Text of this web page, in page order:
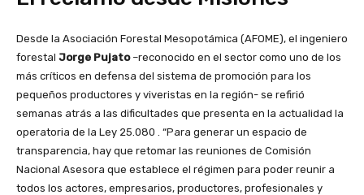
Desde la Asociación Forestal Mesopotámica (AFOME), el ingeniero
forestal Jorge Pujato–reconocido en el sector como uno de los
más críticos en defensa del sistema de promoción para los
pequeños productores y viveristas en la región- se refirió
semanas atrás a las dificultades que presenta en la actualidad la
operatoria de la Ley 25.080 . “Para generar un espacio de
transparencia, hay que retomar las reuniones de Comisión
Nacional Asesora que establece el régimen para poder reunir a
todos los actores, empresarios, productores, profesionales y